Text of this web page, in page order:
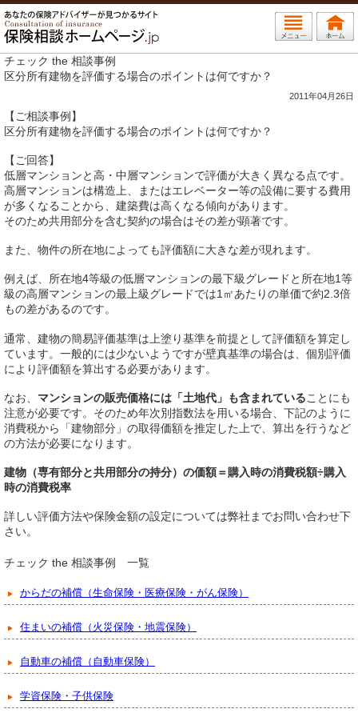
チェック the 相談事例
区分所有建物を評価する場合のポイントは何ですか？
2011年04月26日
【ご相談事例】
区分所有建物を評価する場合のポイントは何ですか？
【ご回答】
低層マンションと高・中層マンションで評価が大きく異なる点です。
高層マンションは構造上、またはエレベーター等の設備に要する費用
が多くなることから、建築費は高くなる傾向があります。
そのため共用部分を含む契約の場合はその差が顕著です。
また、物件の所在地によっても評価額に大きな差が現れます。
例えば、所在地4等級の低層マンションの最下級グレードと所在地1等
級の高層マンションの最上級グレードでは1㎡あたりの単価で約2.3倍
もの差があるのです。
通常、建物の簡易評価基準は上塗り基準を前提として評価額を算定し
ています。一般的には少ないようですが壁真基準の場合は、個別評価
により評価額を算出する必要があります。
なお、 マンションの販売価格には「土地代」も含まれていることにも
注意が必要です。そのため年次別指数法を用いる場合、下記のように
消費税から「建物部分」の取得価額を推定した上で、算出を行うなど
の方法が必要になります。
建物（専有部分と共用部分の持分）の価額＝購入時の消費税額÷購入
時の消費税率
詳しい評価方法や保険金額の設定については弊社までお問い合わせ下
さい。
チェック the 相談事例 一覧
からだの補償（生命保険・医療保険・がん保険）
住まいの補償（火災保険・地震保険）
自動車の補償（自動車保険）
学資保険・子供保険